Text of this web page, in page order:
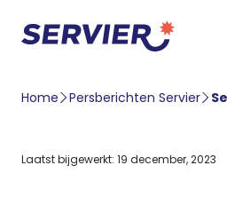
Home Persberichten Servier
Laatst bijgewerkt: 19 december, 2023